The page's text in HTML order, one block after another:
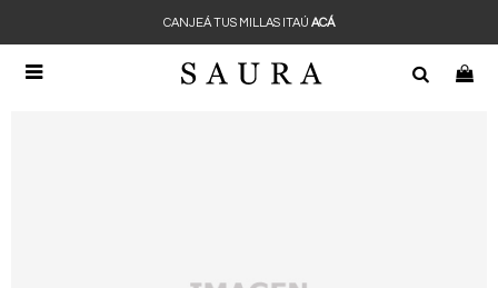

CANJEÁ TUS MILLAS ITAÚ ACÁ